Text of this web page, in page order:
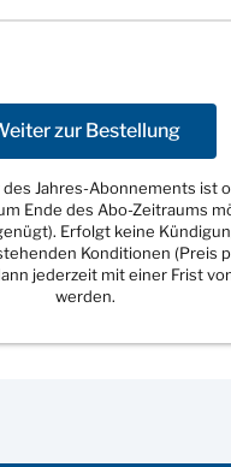
zur Bestellung
Jahres-Abonnements ist
Ende des Abo-Zeitraums
Erfolgt keine
Konditionen (Preis
jederzeit mit einer Frist
werden.